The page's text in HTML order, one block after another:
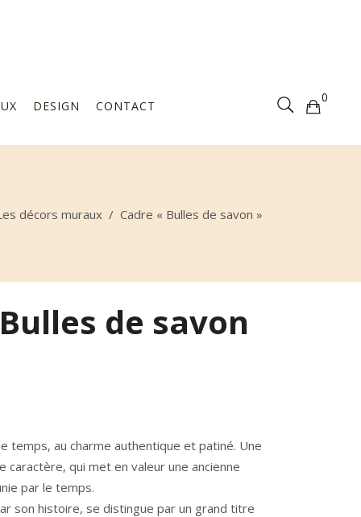
DESIGN CONTACT
0
Votre sélection est vide
décors muraux / Cadre « Bulles de savon »
de savon
temps, au charme authentique et patiné. Une
caractère, qui met en valeur une ancienne
par le temps.
son histoire, se distingue par un grand titre